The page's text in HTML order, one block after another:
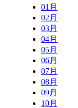
01月
02月
03月
04月
05月
06月
07月
08月
09月
10月